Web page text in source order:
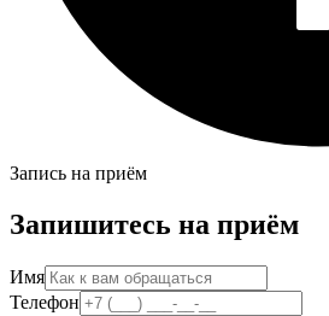
Запись на приём
Запишитесь на приём
Имя
Телефон